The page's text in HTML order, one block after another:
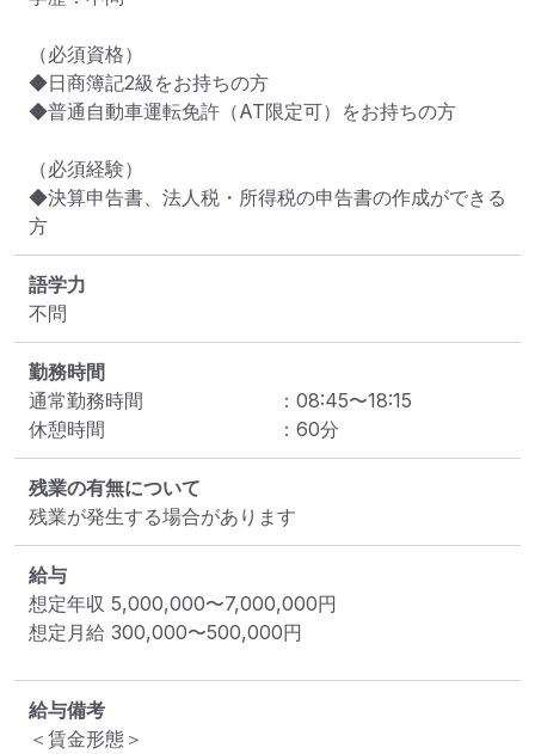
（必須資格）
◆日商簿記2級をお持ちの方
◆普通自動車運転免許（AT限定可）をお持ちの方
（必須経験）
◆決算申告書、法人税・所得税の申告書の作成ができる
方
語学力
不問
勤務時間
通常勤務時間
： 08:45〜18:15
休憩時間
： 60分
残業の有無について
残業が発生する場合があります
給与
想定年収 5,000,000〜7,000,000円
想定月給 300,000〜500,000円
給与備考
＜賃金形態＞